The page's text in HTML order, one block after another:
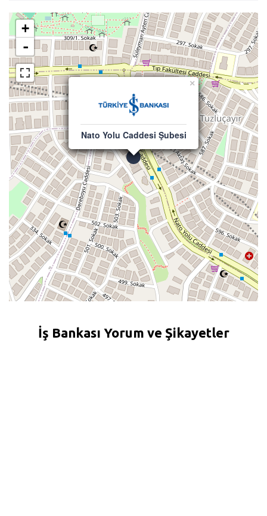
×
Nato Yolu Caddesi Şubesi
+
-
İş Bankası Yorum ve Şikayetler